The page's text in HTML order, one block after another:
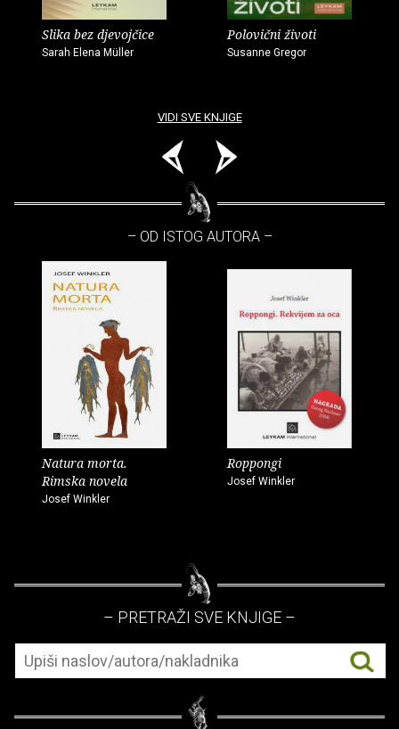
Slika bez djevojčice
Sarah Elena Müller
Polovični životi
Susanne Gregor
VIDI SVE KNJIGE
– OD ISTOG AUTORA –
Natura morta.
Rimska novela
Josef Winkler
Roppongi
Josef Winkler
– PRETRAŽI SVE KNJIGE –